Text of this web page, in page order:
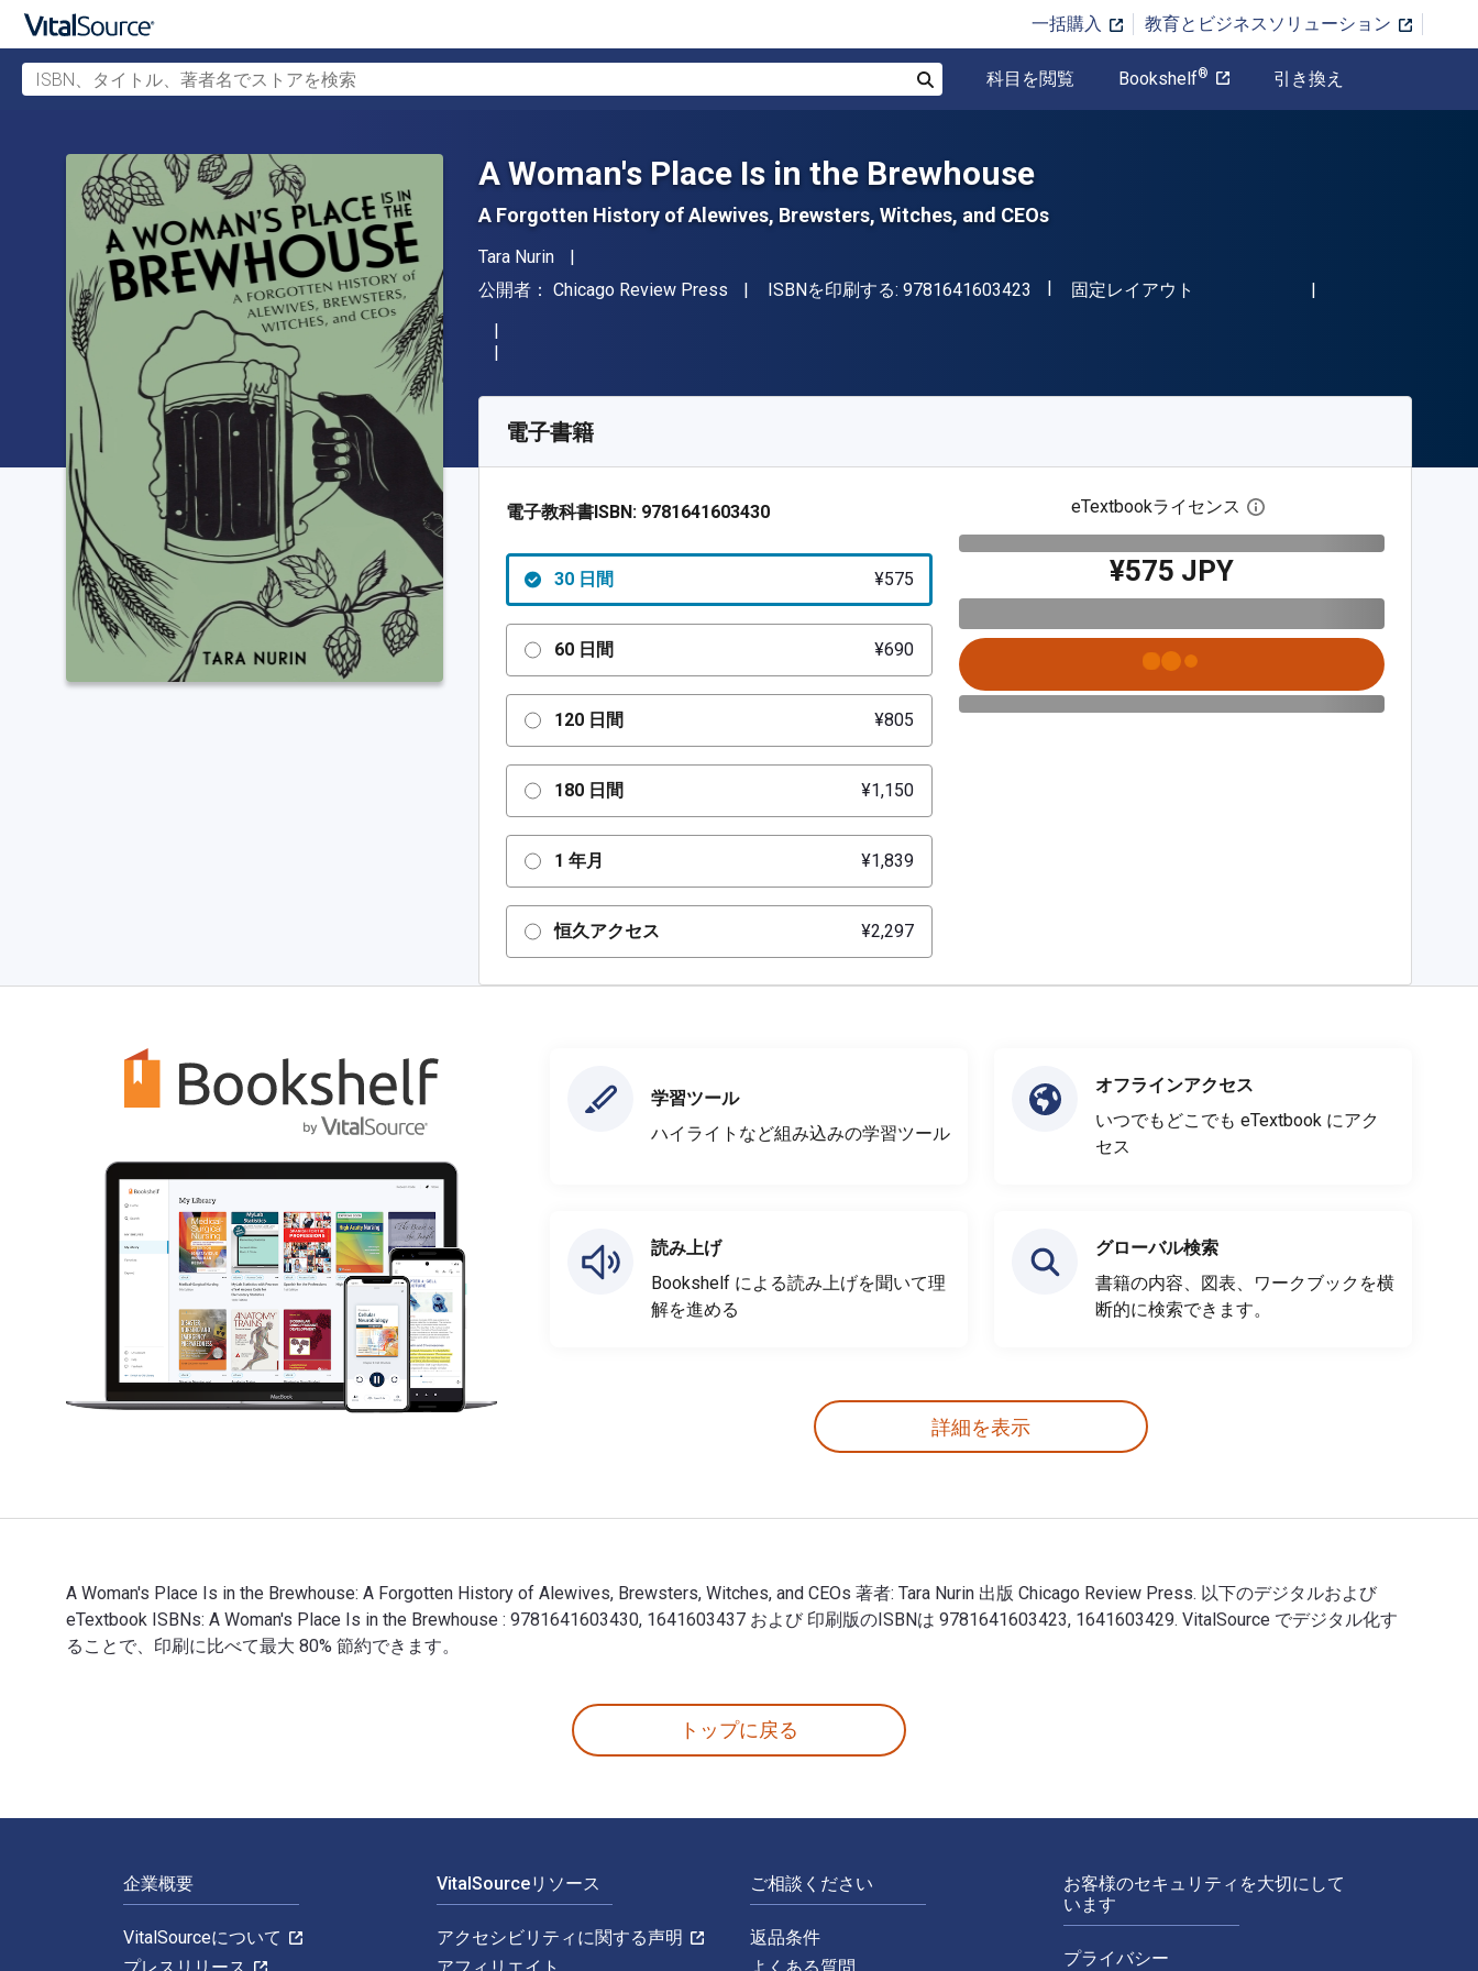
一括購入 教育とビジネスソリューション
ISBN、タイトル、著者名でストアを検索
科目を閲覧 Bookshelf® 引き換え
A Woman's Place Is in the Brewhouse
A Forgotten History of Alewives, Brewsters, Witches, and CEOs
著者
Tara Nurin
出版社
公開者： Chicago Review Press ISBNを印刷する: 9781641603423 "ISBN-13 9781641603423"
形式
固定レイアウト
SKU:
電子書籍
電子教科書ISBN: 9781641603430
30 日間 ¥575
60 日間 ¥690
120 日間 ¥805
180 日間 ¥1,150
1 年月 ¥1,839
恒久アクセス ¥2,297
eTextbookライセンス デジタルライセンスダイ
¥575 JPY
学習ツール
ハイライトなど組み込みの学習ツール
読み上げ
Bookshelf による読み上げを聞いて理
解を進める
オフラインアクセス
いつでもどこでも eTextbook にアク
セス
グローバル検索
書籍の内容、図表、ワークブックを横
断的に検索できます。
詳細を表示
A Woman's Place Is in the Brewhouse: A Forgotten History of Alewives, Brewsters, Witches, and CEOs 著者: Tara Nurin 出版 Chicago Review Press. 以下のデジタルおよび
eTextbook ISBNs: A Woman's Place Is in the Brewhouse : 9781641603430, 1641603437 および 印刷版のISBNは 9781641603423, 1641603429. VitalSource でデジタル化す
ることで、印刷に比べて最大 80% 節約できます。
トップに戻る
企業概要
VitalSourceについて
VitalSourceリソース
アクセシビリティに関する声明
ご相談ください
返品条件
お客様のセキュリティを大切にして
います
プライバシー